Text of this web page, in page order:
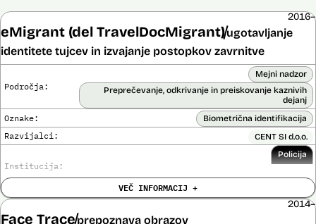
eMigrant (del TravelDocMigrant)ugotavljanje
identitete tujcev in izvajanje postopkov zavrnitve
2016–
Področja:
Mejni nadzor
Preprečevanje, odkrivanje in preiskovanje kaznivih
dejanj
Oznake: Biometrična identifikacija
Razvijalci: CENT SI d.o.o.
Institucija:
Policija
Cena: 136.701,00 € z DDV
Analiza učinka na človekove pravice
opravljena:
VEČ INFORMACIJ +
Face Traceprepoznava obrazov
2014–